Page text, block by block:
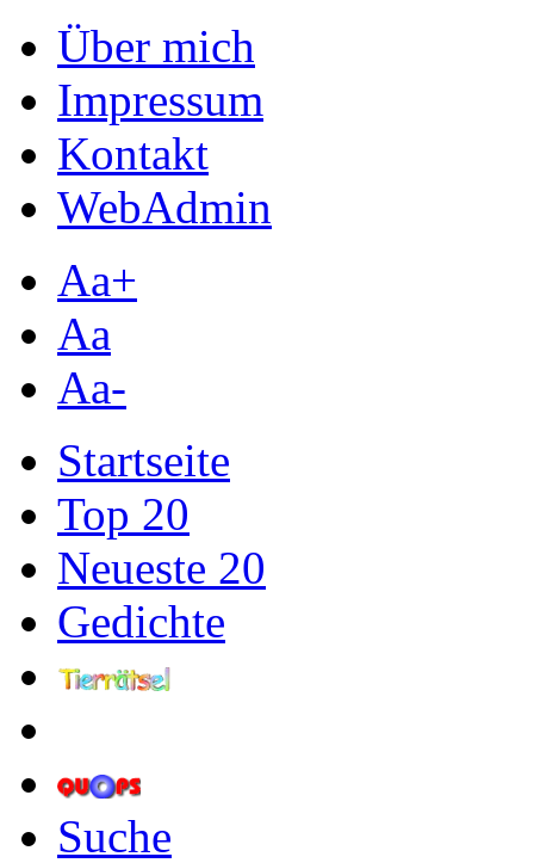
Über mich
Impressum
Kontakt
WebAdmin
Aa+
Aa
Aa-
Startseite
Top 20
Neueste 20
Gedichte
Suche